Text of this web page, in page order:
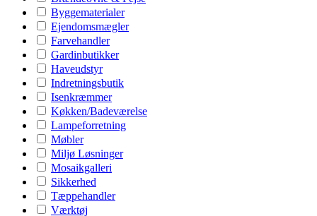
Byggematerialer
Ejendomsmægler
Farvehandler
Gardinbutikker
Haveudstyr
Indretningsbutik
Isenkræmmer
Køkken/Badeværelse
Lampeforretning
Møbler
Miljø Løsninger
Mosaikgalleri
Sikkerhed
Tæppehandler
Værktøj